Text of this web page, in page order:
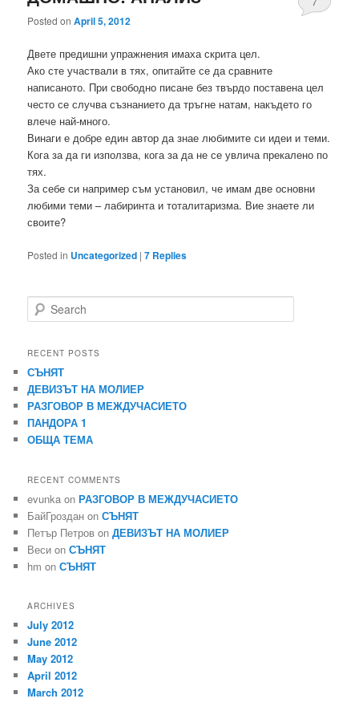
Posted onApril 5, 2012
Двете предишни упражнения имаха скрита цел.
Ако сте участвали в тях, опитайте се да сравните
написаното. При свободно писане без твърдо поставена цел
често се случва съзнанието да тръгне натам, накъдето го
влече най-много.
Винаги е добре един автор да знае любимите си идеи и теми.
Кога за да ги използва, кога за да не се увлича прекалено по
тях.
За себе си например съм установил, че имам две основни
любими теми – лабиринта и тоталитаризма. Вие знаете ли
своите?
Posted in Uncategorized |7 Replies
Search
RECENT POSTS
СЪНЯТ
ДЕВИЗЪТ НА МОЛИЕР
РАЗГОВОР В МЕЖДУЧАСИЕТО
ПАНДОРА 1
ОБЩА ТЕМА
RECENT COMMENTS
evunka onРАЗГОВОР В МЕЖДУЧАСИЕТО
БайГроздан onСЪНЯТ
Петър Петров onДЕВИЗЪТ НА МОЛИЕР
Веси onСЪНЯТ
hm onСЪНЯТ
ARCHIVES
July 2012
June 2012
May 2012
April 2012
March 2012